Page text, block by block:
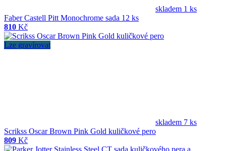
skladem 1 ks
Faber Castell Pitt Monochrome sada 12 ks
810 Kč
Lze gravírovat
skladem 7 ks
Scrikss Oscar Brown Pink Gold kuličkové pero
809 Kč